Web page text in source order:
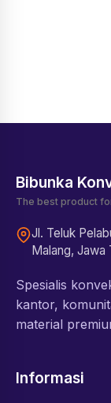
Bibunka
The best product
Jl. Teluk
Malang, Jawa
Spesialis
kantor,
material
Informasi